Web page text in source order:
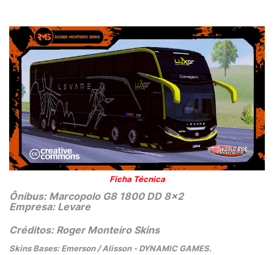
Ficha Técnica
Ônibus: Marcopolo G8 1800 DD 8x2
Empresa: Levare
Créditos: Roger Monteiro Skins
Skins Bases: Emerson / Alisson - DYNAMIC GAMES.